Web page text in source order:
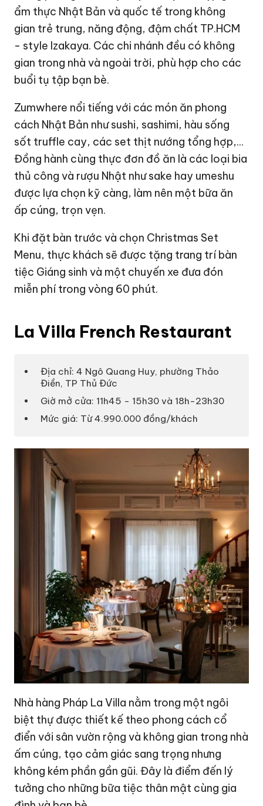
ẩm thực Nhật Bản và quốc tế trong không
gian trẻ trung, năng động, đậm chất TP.HCM
- style Izakaya. Các chi nhánh đều có không
gian trong nhà và ngoài trời, phù hợp cho các
buổi tụ tập bạn bè.
Zumwhere nổi tiếng với các món ăn phong
cách Nhật Bản như sushi, sashimi, hàu sống
sốt truffle cay, các set thịt nướng tổng hợp,...
Đồng hành cùng thực đơn đồ ăn là các loại bia
thủ công và rượu Nhật như sake hay umeshu
được lựa chọn kỹ càng, làm nên một bữa ăn
ấp cúng, trọn vẹn.
Khi đặt bàn trước và chọn Christmas Set
Menu, thực khách sẽ được tặng trang trí bàn
tiệc Giáng sinh và một chuyến xe đưa đón
miễn phí trong vòng 60 phút.
La Villa French Restaurant
Địa chỉ: 4 Ngô Quang Huy, phường Thảo
Điền, TP Thủ Đức
Giờ mở cửa: 11h45 - 15h30 và 18h-23h30
Mức giá: Từ 4.990.000 đồng/khách
Nhà hàng Pháp La Villa nằm trong một ngôi
biệt thự được thiết kế theo phong cách cổ
điển với sân vườn rộng và không gian trong nhà
ấm cúng, tạo cảm giác sang trọng nhưng
không kém phần gần gũi. Đây là điểm đến lý
tưởng cho những bữa tiệc thân mật cùng gia